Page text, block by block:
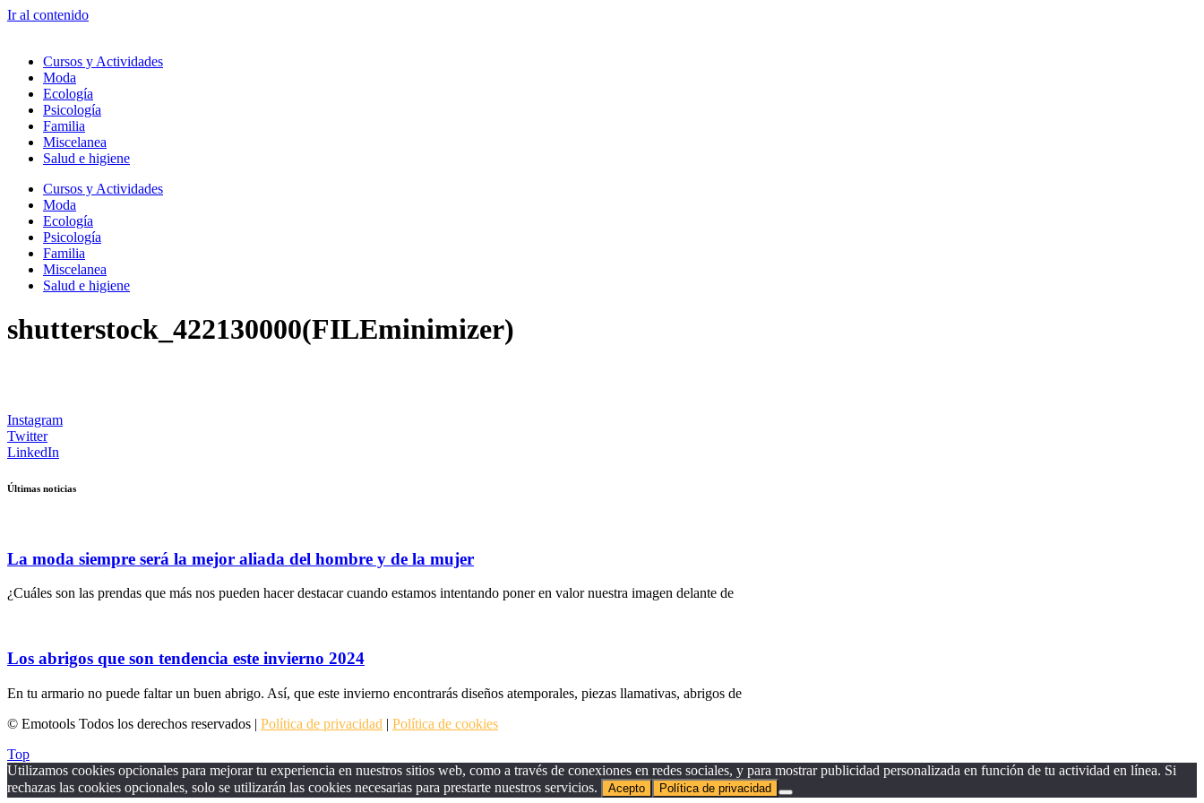
Ir al contenido
Cursos y Actividades
Moda
Ecología
Psicología
Familia
Miscelanea
Salud e higiene
Cursos y Actividades
Moda
Ecología
Psicología
Familia
Miscelanea
Salud e higiene
shutterstock_422130000(FILEminimizer)
Instagram
Twitter
LinkedIn
Últimas noticias
La moda siempre será la mejor aliada del hombre y de la mujer
¿Cuáles son las prendas que más nos pueden hacer destacar cuando estamos intentando poner en valor nuestra imagen delante de
Los abrigos que son tendencia este invierno 2024
En tu armario no puede faltar un buen abrigo. Así, que este invierno encontrarás diseños atemporales, piezas llamativas, abrigos de
© Emotools Todos los derechos reservados | Política de privacidad | Política de cookies
Top
Utilizamos cookies opcionales para mejorar tu experiencia en nuestros sitios web, como a través de conexiones en redes sociales, y para mostrar publicidad personalizada en función de tu actividad en línea. Si
rechazas las cookies opcionales, solo se utilizarán las cookies necesarias para prestarte nuestros servicios.
Acepto Política de privacidad